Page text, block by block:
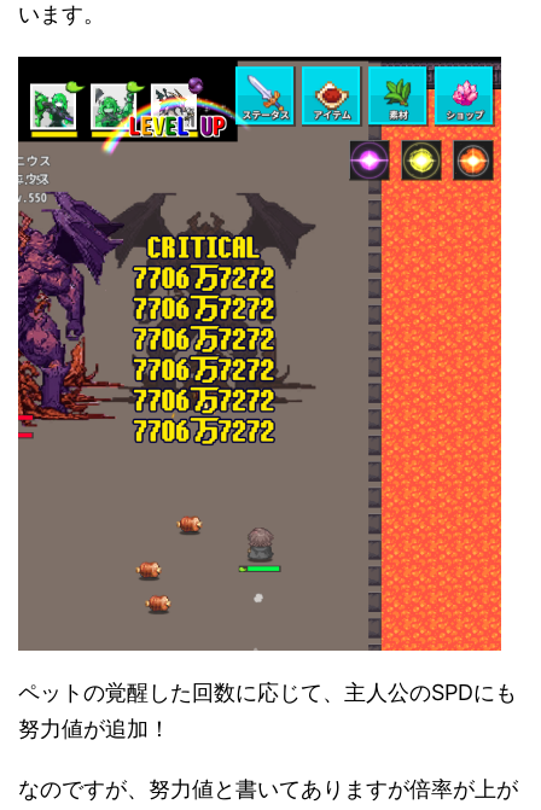
います。
ペットの覚醒した回数に応じて、主人公のSPDにも
努力値が追加！
なのですが、努力値と書いてありますが倍率が上が